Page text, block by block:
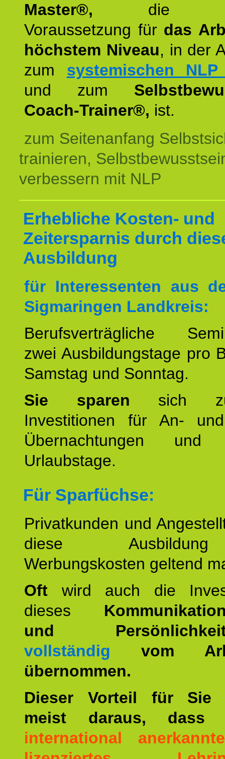
Master®, die
Voraussetzung für das
höchstem Niveau, in der
zum systemischen
und zum
Coach-Trainer®, ist.
zum Seitenanfang
trainieren,
verbessern mit NLP
Erhebliche Kosten- und
Zeitersparnis durch
Ausbildung
für Interessenten aus
Sigmaringen Landkreis:
Berufsverträgliche
zwei Ausbildungstage pro
Samstag und Sonntag.
Sie sparen sich
Investitionen für An-
Übernachtungen und
Urlaubstage.
Für Sparfüchse:
Privatkunden und
diese
Werbungskosten geltend
Oft wird auch die
dieses
und
vollständig vom
übernommen.
Dieser Vorteil für Sie
meist daraus,
international